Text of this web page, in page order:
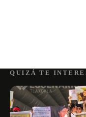
QUIZÁ TE